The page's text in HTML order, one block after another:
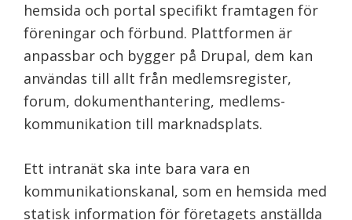
hemsida och portal specifikt framtagen för
föreningar och förbund. Plattformen är
anpassbar och bygger på Drupal, dem kan
användas till allt från medlemsregister,
forum, dokumenthantering, medlems­
kommunikation till marknadsplats.
Ett intranät ska inte bara vara en
kommunikationskanal, som en hemsida med
statisk information för företagets anställda